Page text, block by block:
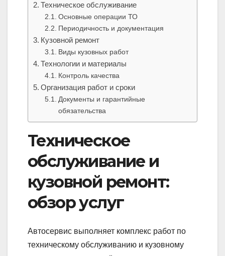
Техническое обслуживание
Основные операции ТО
Периодичность и документация
Кузовной ремонт
Виды кузовных работ
Технологии и материалы
Контроль качества
Организация работ и сроки
Документы и гарантийные
обязательства
Техническое
обслуживание и
кузовной ремонт:
обзор услуг
Автосервис выполняет комплекс работ по
техническому обслуживанию и кузовному